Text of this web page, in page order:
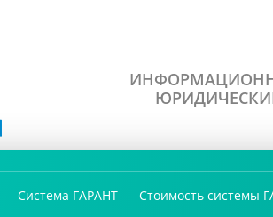
Система ГАРАНТ Стоимость системы